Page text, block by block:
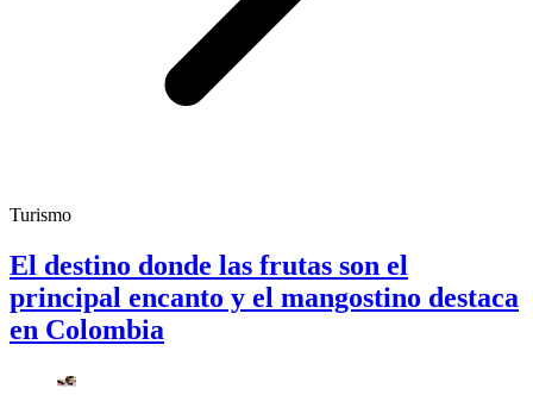
Turismo
El destino donde las frutas son el
principal encanto y el mangostino destaca
en Colombia